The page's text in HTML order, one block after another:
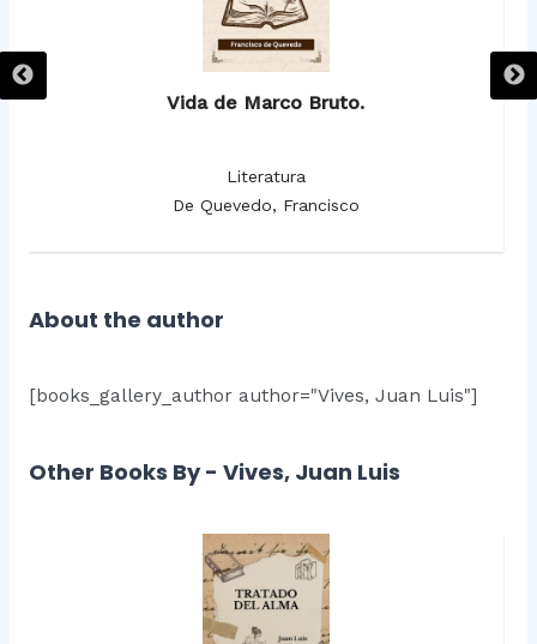
Vida de Marco Bruto.
Literatura
De Quevedo, Francisco
About the author
[books_gallery_author author="Vives, Juan Luis"]
Other Books By - Vives, Juan Luis